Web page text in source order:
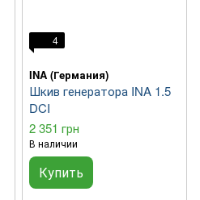
4
INA (Германия)
Шкив генератора INA 1.5
DCI
2 351 грн
В наличии
Купить